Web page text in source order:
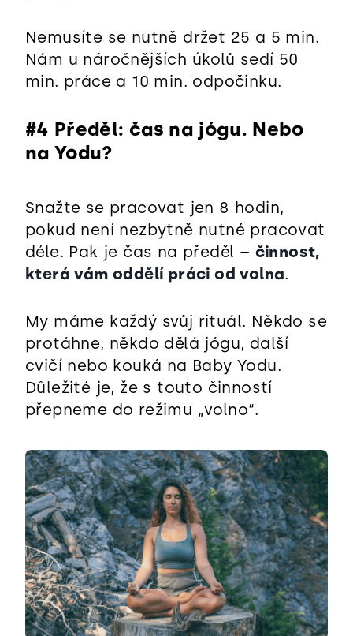
Nemusíte se nutně držet 25 a 5 min.
Nám u náročnějších úkolů sedí 50
min. práce a 10 min. odpočinku.
#4 Předěl: čas na jógu. Nebo
na Yodu?
Snažte se pracovat jen 8 hodin,
pokud není nezbytně nutné pracovat
déle. Pak je čas na předěl – činnost,
která vám oddělí práci od volna.
My máme každý svůj rituál. Někdo se
protáhne, někdo dělá jógu, další
cvičí nebo kouká na Baby Yodu.
Důležité je, že s touto činností
přepneme do režimu „volno“.